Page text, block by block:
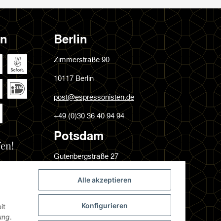
Alle akzeptieren
Konfigurieren
.
Berlin
Zimmerstraße 90
10117 Berlin
post@espressonisten.de
+49 (0)30 36 40 94 94
Potsdam
Gutenbergstraße 27
post@espressonisten.de
+49 (0)331 231 64 09